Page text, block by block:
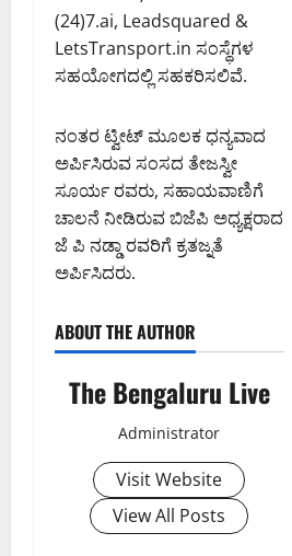
(24)7.ai, Leadsquared &
LetsTransport.in ಸಂಸ್ಥೆಗಳ
ಸಹಯೋಗದಲ್ಲಿ ಸಹಕರಿಸಲಿವೆ.
ನಂತರ ಟ್ವೀಟ್‌ ಮೂಲಕ ಧನ್ಯವಾದ
ಅರ್ಪಿಸಿರುವ ಸಂಸದ ತೇಜಸ್ವೀ
ಸೂರ್ಯ ರವರು, ಸಹಾಯವಾಣಿಗೆ
ಚಾಲನೆ ನೀಡಿರುವ ಬಿಜೆಪಿ ಅಧ್ಯಕ್ಷರಾದ
ಜೆ ಪಿ ನಡ್ಡಾ ರವರಿಗೆ ಕ್ರತಜ್ನತೆ
ಅರ್ಪಿಸಿದರು.
ABOUT THE AUTHOR
The Bengaluru Live
Administrator
Visit Website
View All Posts